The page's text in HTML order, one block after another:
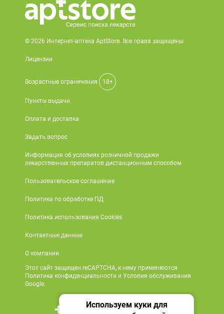
© 2026 Интернет-аптека AptStore. Все права защищены
Лицензии
Возрастные ограничения 18+
Пункты выдачи
Оплата и доставка
Задать вопрос
Информация об условиях розничной продажи
лекарственных препаратов дистанционным способом
Пользовательское соглашение
Политика по обработке ПД
Политика использования Cookies
Контактные данные
О компании
Этот сайт защищен reCAPTCHA, к нему применяются
Политика конфиденциальности и Условия обслуживания
Google.
+7 495 419 18 18
Используем куки для